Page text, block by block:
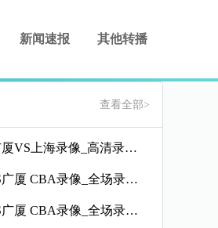
新闻速报 其他转播
查看全部>
2026年06月05日_CBA 广厦VS上海录像_高清录像【全场回放】
2026年06月02日_上海VS广厦 CBA录像_全场录像【高清回放】
2026年05月31日_上海VS广厦 CBA录像_全场录像【高清回放】